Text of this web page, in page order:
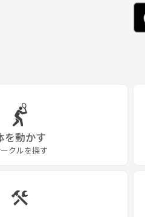
を動かす
クルを探す